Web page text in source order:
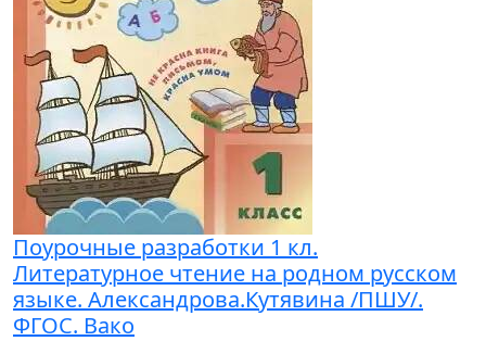
Поурочные разработки 1 кл.
Литературное чтение на родном русском
языке. Александрова.Кутявина /ПШУ/.
ФГОС. Вако